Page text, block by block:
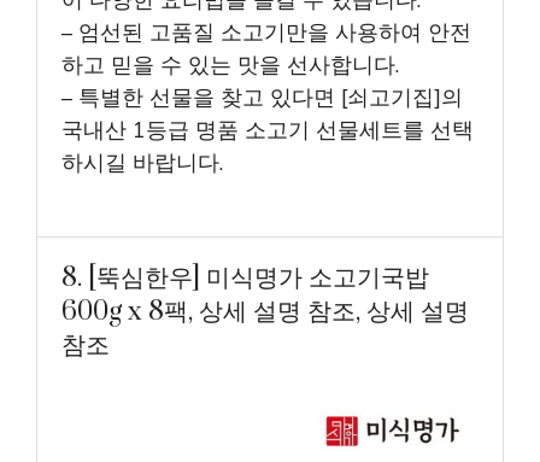
– 엄선된 고품질 소고기만을 사용하여 안전
하고 믿을 수 있는 맛을 선사합니다.
– 특별한 선물을 찾고 있다면 [쇠고기집]의
국내산 1등급 명품 소고기 선물세트를 선택
하시길 바랍니다.
8. [뚝심한우] 미식명가 소고기국밥
600g x 8팩, 상세 설명 참조, 상세 설명
참조